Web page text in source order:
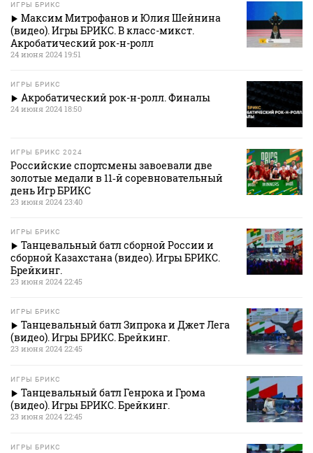
ИГРЫ БРИКС
Максим Митрофанов и Юлия Шейнина
(видео). Игры БРИКС. В класс-микст.
Акробатический рок-н-ролл
24 июня 2024 19:51
ИГРЫ БРИКС
Акробатический рок-н-ролл. Финалы
24 июня 2024 18:50
ИГРЫ БРИКС 2024
Российские спортсмены завоевали две
золотые медали в 11‑й соревновательный
день Игр БРИКС
23 июня 2024 23:40
ИГРЫ БРИКС
Танцевальный батл сборной России и
сборной Казахстана (видео). Игры БРИКС.
Брейкинг.
23 июня 2024 22:45
ИГРЫ БРИКС
Танцевальный батл Зипрока и Джет Лега
(видео). Игры БРИКС. Брейкинг.
23 июня 2024 22:45
ИГРЫ БРИКС
Танцевальный батл Генрока и Грома
(видео). Игры БРИКС. Брейкинг.
23 июня 2024 22:45
ИГРЫ БРИКС